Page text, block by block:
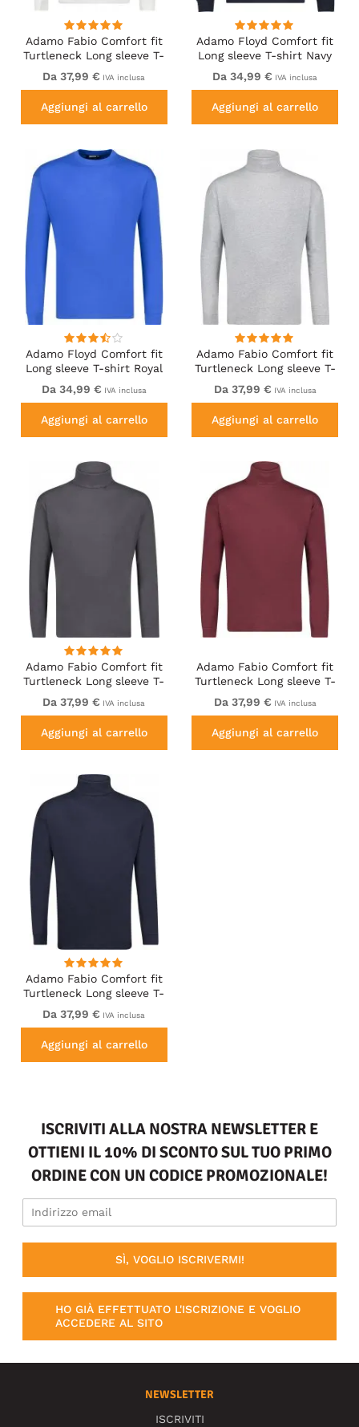
Adamo Fabio Comfort fit
Turtleneck Long sleeve T-
shirt White
Da 37,99 € IVA inclusa
Aggiungi al carrello
Adamo Floyd Comfort fit
Long sleeve T-shirt Navy
Da 34,99 € IVA inclusa
Aggiungi al carrello
Adamo Floyd Comfort fit
Long sleeve T-shirt Royal
Blue
Da 34,99 € IVA inclusa
Aggiungi al carrello
Adamo Fabio Comfort fit
Turtleneck Long sleeve T-
shirt Grey
Da 37,99 € IVA inclusa
Aggiungi al carrello
Adamo Fabio Comfort fit
Turtleneck Long sleeve T-
shirt Charcoal
Da 37,99 € IVA inclusa
Aggiungi al carrello
Adamo Fabio Comfort fit
Turtleneck Long sleeve T-
shirt Burgundy
Da 37,99 € IVA inclusa
Aggiungi al carrello
Adamo Fabio Comfort fit
Turtleneck Long sleeve T-
shirt Navy
Da 37,99 € IVA inclusa
Aggiungi al carrello
ISCRIVITI ALLA NOSTRA NEWSLETTER E
OTTIENI IL 10% DI SCONTO SUL TUO PRIMO
ORDINE CON UN CODICE PROMOZIONALE!
SÌ, VOGLIO ISCRIVERMI!
HO GIÀ EFFETTUATO L'ISCRIZIONE E VOGLIO
ACCEDERE AL SITO
NEWSLETTER
ISCRIVITI